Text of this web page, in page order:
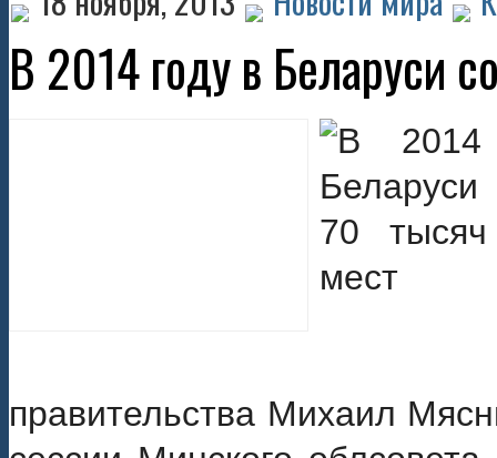
В 2014 году в Беларуси
правительства Михаил